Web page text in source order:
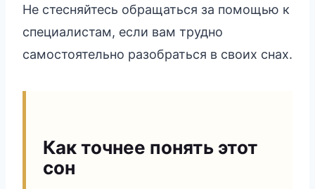
Не стесняйтесь обращаться за помощью к
специалистам, если вам трудно
самостоятельно разобраться в своих снах.
Как точнее понять этот
сон